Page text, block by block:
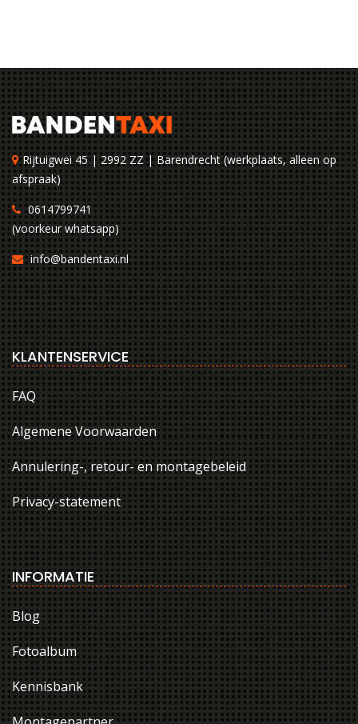
Rijtuigwei 45 | 2992 ZZ | Barendrecht (werkplaats, alleen op
afspraak)
0614799741
(voorkeur whatsapp)
info@bandentaxi.nl
KLANTENSERVICE
FAQ
Algemene Voorwaarden
Annulering-, retour- en montagebeleid
Privacy-statement
INFORMATIE
Blog
Fotoalbum
Kennisbank